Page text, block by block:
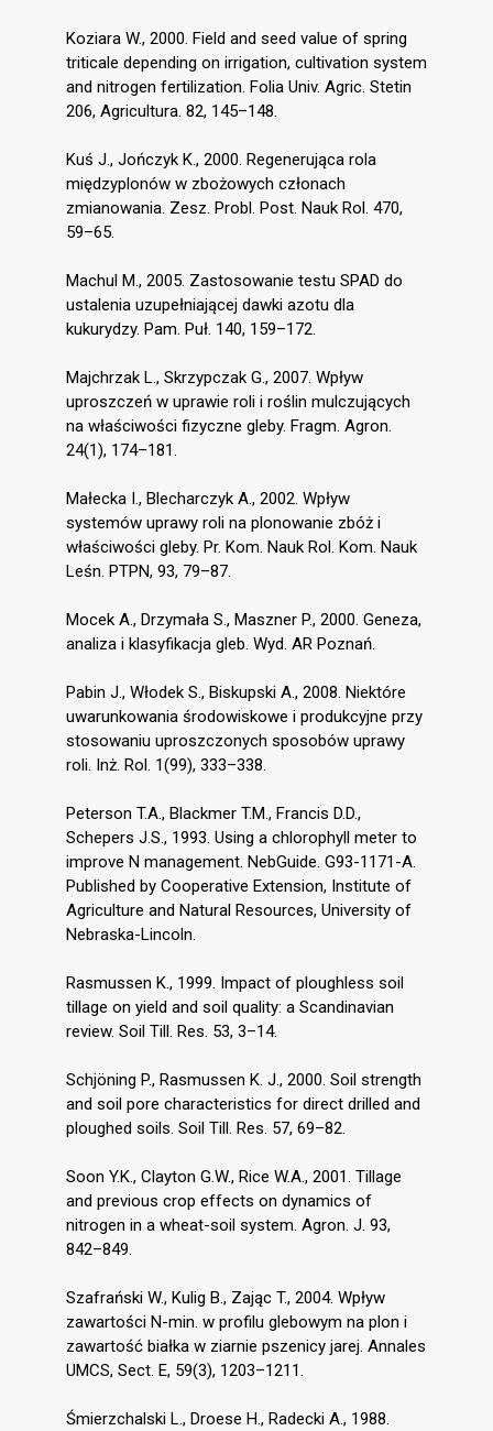
Koziara W., 2000. Field and seed value of spring
triticale depending on irrigation, cultivation system
and nitrogen fertilization. Folia Univ. Agric. Stetin
206, Agricultura. 82, 145–148.
Kuś J., Jończyk K., 2000. Regenerująca rola
międzyplonów w zbożowych członach
zmianowania. Zesz. Probl. Post. Nauk Rol. 470,
59–65.
Machul M., 2005. Zastosowanie testu SPAD do
ustalenia uzupełniającej dawki azotu dla
kukurydzy. Pam. Puł. 140, 159–172.
Majchrzak L., Skrzypczak G., 2007. Wpływ
uproszczeń w uprawie roli i roślin mulczujących
na właściwości fizyczne gleby. Fragm. Agron.
24(1), 174–181.
Małecka I., Blecharczyk A., 2002. Wpływ
systemów uprawy roli na plonowanie zbóż i
właściwości gleby. Pr. Kom. Nauk Rol. Kom. Nauk
Leśn. PTPN, 93, 79–87.
Mocek A., Drzymała S., Maszner P., 2000. Geneza,
analiza i klasyfikacja gleb. Wyd. AR Poznań.
Pabin J., Włodek S., Biskupski A., 2008. Niektóre
uwarunkowania środowiskowe i produkcyjne przy
stosowaniu uproszczonych sposobów uprawy
roli. Inż. Rol. 1(99), 333–338.
Peterson T.A., Blackmer T.M., Francis D.D.,
Schepers J.S., 1993. Using a chlorophyll meter to
improve N management. NebGuide. G93-1171-A.
Published by Cooperative Extension, Institute of
Agriculture and Natural Resources, University of
Nebraska-Lincoln.
Rasmussen K., 1999. Impact of ploughless soil
tillage on yield and soil quality: a Scandinavian
review. Soil Till. Res. 53, 3–14.
Schjöning P., Rasmussen K. J., 2000. Soil strength
and soil pore characteristics for direct drilled and
ploughed soils. Soil Till. Res. 57, 69–82.
Soon Y.K., Clayton G.W., Rice W.A., 2001. Tillage
and previous crop effects on dynamics of
nitrogen in a wheat-soil system. Agron. J. 93,
842–849.
Szafrański W., Kulig B., Zając T., 2004. Wpływ
zawartości N-min. w profilu glebowym na plon i
zawartość białka w ziarnie pszenicy jarej. Annales
UMCS, Sect. E, 59(3), 1203–1211.
Śmierzchalski L., Droese H., Radecki A., 1988.